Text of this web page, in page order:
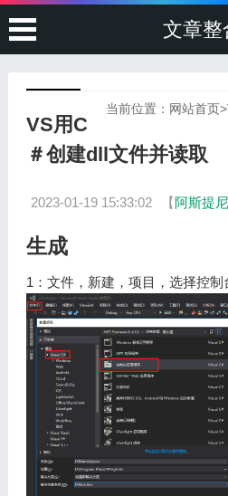
文章整
当前位置： 网站首页>
VS用C
＃创建dll文件并读取
2023-01-19 15:33:02 【阿斯提尼
生成
1：文件，新建，项目，选择控